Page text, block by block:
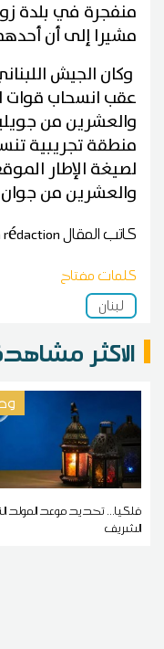
منفجرة في بلدة
مشيرا إلى أن
وكان الجيش
عقب انسحاب قوات
والعشرين من
منطقة تجريبية
لصيغة الإطار
والعشرين من
كاتب المقالrédaction
كلمات مفتاح
لبنان
الاكثر
فلكيا... تحديد موعد المولد
الشريف